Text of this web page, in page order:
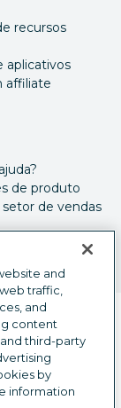
recursos
aplicativos
affiliate
de produto
setor de vendas
Privacidade
and
traffic,
and
content
third-party
by
information